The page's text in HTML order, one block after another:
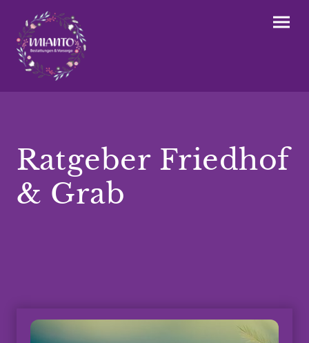
Ratgeber Friedhof
& Grab